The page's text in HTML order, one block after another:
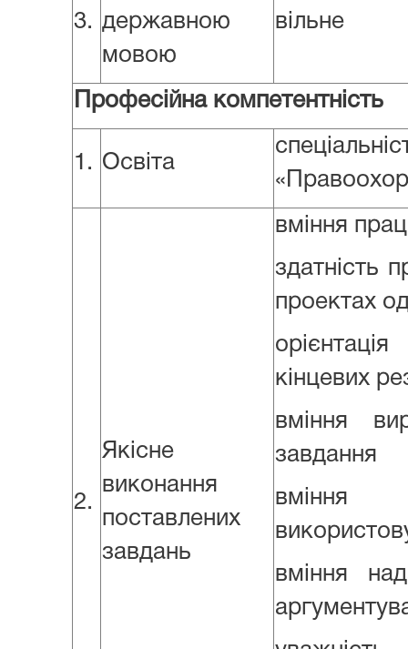
3. державною
мовою
вільне
Професійна компетентність
1. Освіта
2.
Якісне
виконання
поставлених
завдань
вміння
здатність
проектах
кінцевих
вміння
завдання
вміння